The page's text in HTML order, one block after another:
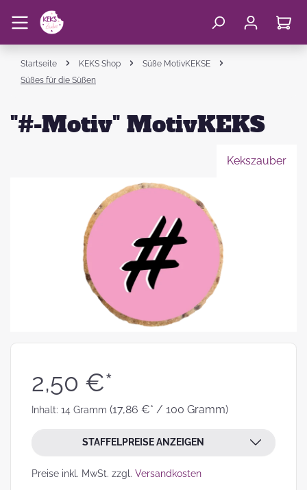
Startseite KEKS Shop
Süße MotivKEKSE
Süßes für die Süßen
"#-Motiv" MotivKEKS
Kekszauber
2,50 €*
Inhalt: 14 Gramm (17,86 €* / 100 Gramm)
STAFFELPREISE ANZEIGEN
Preise inkl. MwSt. zzgl. Versandkosten